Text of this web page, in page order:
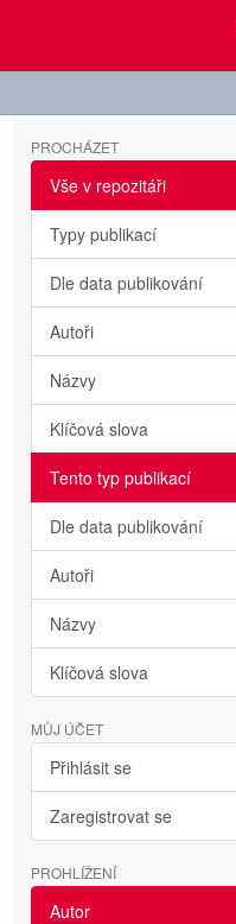
PROCHÁZET
Vše v repozitáři
Typy publikací
Dle data publikování
Autoři
Názvy
Klíčová slova
Tento typ publikací
Dle data publikování
Autoři
Názvy
Klíčová slova
MŮJ ÚČET
Přihlásit se
Zaregistrovat se
PROHLÍŽENÍ
Autor